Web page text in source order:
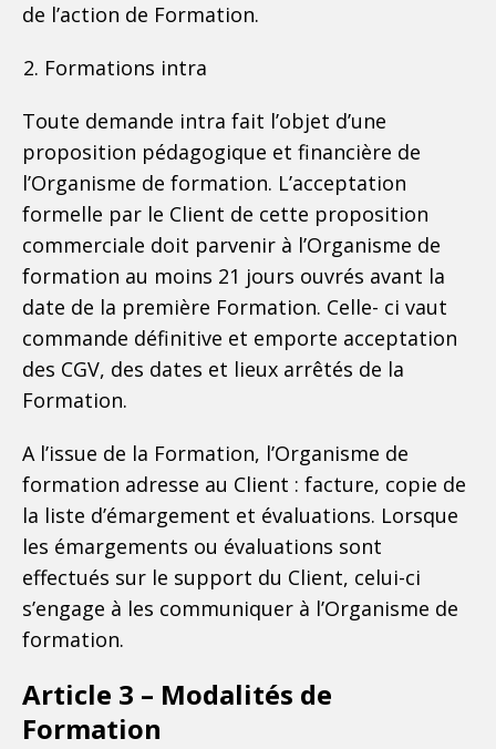
de l’action de Formation.
Formations intra
Toute demande intra fait l’objet d’une
proposition pédagogique et financière de
l’Organisme de formation. L’acceptation
formelle par le Client de cette proposition
commerciale doit parvenir à l’Organisme de
formation au moins 21 jours ouvrés avant la
date de la première Formation. Celle- ci vaut
commande définitive et emporte acceptation
des CGV, des dates et lieux arrêtés de la
Formation.
A l’issue de la Formation, l’Organisme de
formation adresse au Client : facture, copie de
la liste d’émargement et évaluations. Lorsque
les émargements ou évaluations sont
effectués sur le support du Client, celui-ci
s’engage à les communiquer à l’Organisme de
formation.
Article 3 – Modalités de
Formation